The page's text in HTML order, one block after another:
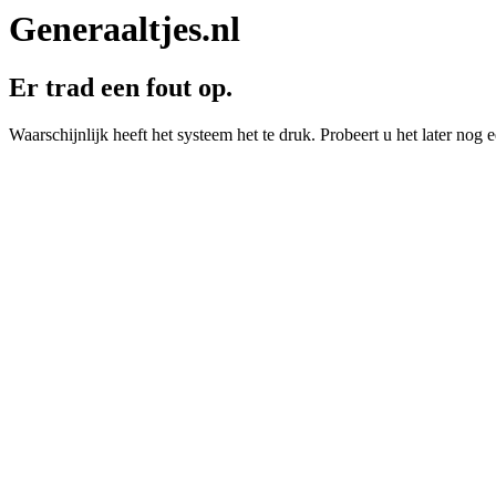
Generaaltjes.nl
Er trad een fout op.
Waarschijnlijk heeft het systeem het te druk. Probeert u het later nog